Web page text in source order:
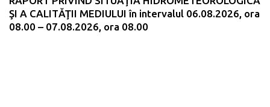
ŞI A CALITĂŢII MEDIULUI în intervalul 06.08.2026, ora
08.00 – 07.08.2026, ora 08.00